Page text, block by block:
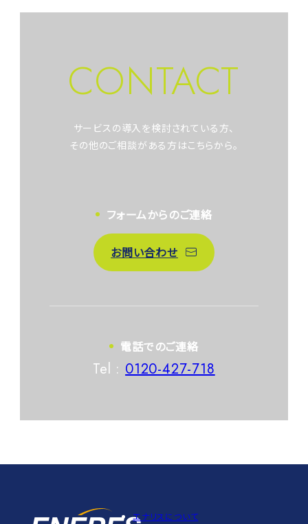
CONTACT
サービスの導入を検討されている方、
その他のご相談がある方はこちらから。
フォームからのご連絡
お問い合わせ
電話でのご連絡
Tel :0120-427-718
エナリスについて